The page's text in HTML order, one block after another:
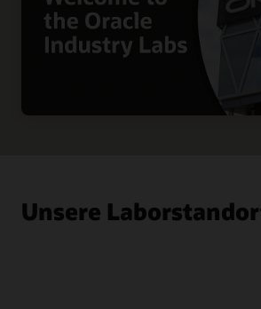
Unsere